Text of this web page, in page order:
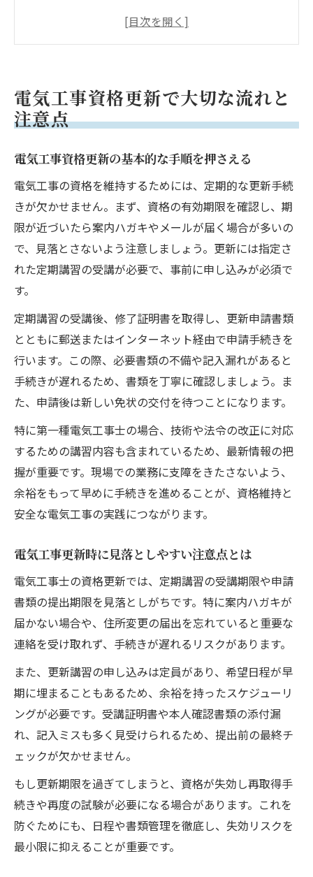
電気工事更新時に見落としやすい注意点と
電気工事資格の有効期限と確認方法を知っ
ておく
策
資格維持には電気工事士の定期講習が必須
定期講習で電気工事士資格を継続する重要
性
電気工事士定期講習の申し込み方法と流れ
電気工事士定期講習の内容と評価ポイント
電気工事士定期講習の受講漏れを防ぐコツ
更新忘れによる電気工事資格失効のリスクとは
電気工事資格を失効する主な原因と対策
電気工事士2種の更新忘れに関する誤解を解
く
登録電気工事業者が更新忘れを防ぐポイン
ト
電気工事士の更新を怠った場合の影響とは
第一種電気工事士の講習期限切れ時の対応法
第一種電気工事士講習期限切れ時の流れを
解説
講習期限切れの場合の電気工事資格の再取
得方法
電気工事士更新費用や再講習の注意点を押
さえる
電気工事更新申請の再手続き時のポイント
第一種電気工事士資格を再取得する準備の
コツ
有効期限を正しく把握し電気工事士を続けるコ
ツ
電気工事士の有効期限確認方法と管理術
電気工事資格の有効期限を見逃さないため
電気工事資格更新で大切な流れと
注意点
電気工事資格更新の基本的な手順を押さえる
電気工事の資格を維持するためには、定期的な更新手続
きが欠かせません。まず、資格の有効期限を確認し、期
限が近づいたら案内ハガキやメールが届く場合が多いの
で、見落とさないよう注意しましょう。更新には指定さ
れた定期講習の受講が必要で、事前に申し込みが必須で
す。
定期講習の受講後、修了証明書を取得し、更新申請書類
とともに郵送またはインターネット経由で申請手続きを
行います。この際、必要書類の不備や記入漏れがあると
手続きが遅れるため、書類を丁寧に確認しましょう。ま
た、申請後は新しい免状の交付を待つことになります。
特に第一種電気工事士の場合、技術や法令の改正に対応
するための講習内容も含まれているため、最新情報の把
握が重要です。現場での業務に支障をきたさないよう、
余裕をもって早めに手続きを進めることが、資格維持と
安全な電気工事の実践につながります。
電気工事更新時に見落としやすい注意点とは
電気工事士の資格更新では、定期講習の受講期限や申請
書類の提出期限を見落としがちです。特に案内ハガキが
届かない場合や、住所変更の届出を忘れていると重要な
連絡を受け取れず、手続きが遅れるリスクがあります。
また、更新講習の申し込みは定員があり、希望日程が早
期に埋まることもあるため、余裕を持ったスケジューリ
ングが必要です。受講証明書や本人確認書類の添付漏
れ、記入ミスも多く見受けられるため、提出前の最終チ
ェックが欠かせません。
もし更新期限を過ぎてしまうと、資格が失効し再取得手
続きや再度の試験が必要になる場合があります。これを
防ぐためにも、日程や書類管理を徹底し、失効リスクを
最小限に抑えることが重要です。